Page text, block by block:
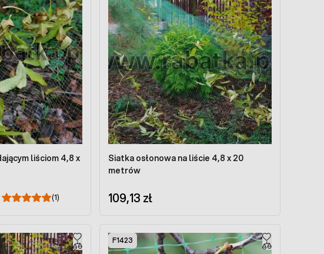
liściom 4,8 x
(1)
Siatka osłonowa na liście 4,8 x 20
metrów
109,13 zł
F1423